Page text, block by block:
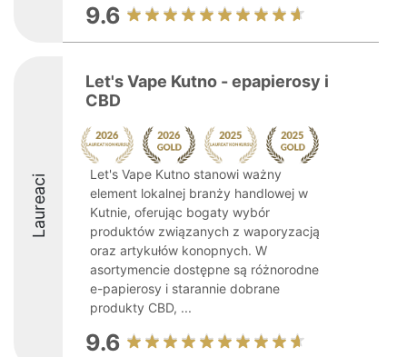
9.6
Laureaci
Let's Vape Kutno - epapierosy i
CBD
Let's Vape Kutno stanowi ważny
element lokalnej branży handlowej w
Kutnie, oferując bogaty wybór
produktów związanych z waporyzacją
oraz artykułów konopnych. W
asortymencie dostępne są różnorodne
e-papierosy i starannie dobrane
produkty CBD, ...
9.6